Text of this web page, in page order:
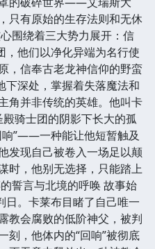
只有原始的生存法则和无休
围绕着三大势力展开：信
，他们以净化异端为名行使
，信奉古老龙神信仰的野蛮
下深处，掌握着失落魔法和
角并非传统的英雄。他叫卡
殿骑士团的阴影下长大的孤
响”——一种能让他短暂触及
发现自己被卷入一场足以颠
时，他别无选择，只能踏上
誓言与北境的呼唤 故事始
日。卡莱布目睹了自己唯一
教会腐败的低阶神父，被判
刻，他体内的“回响”被彻底